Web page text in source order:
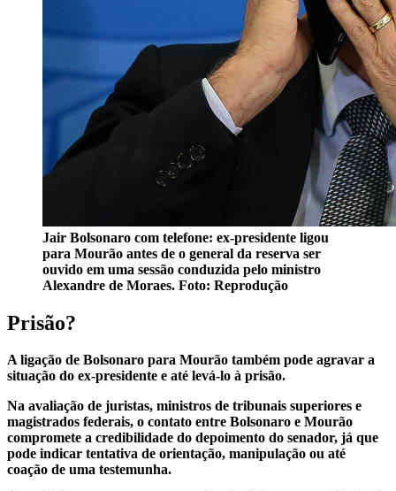
Jair Bolsonaro com telefone: ex-presidente ligou
para Mourão antes de o general da reserva ser
ouvido em uma sessão conduzida pelo ministro
Alexandre de Moraes. Foto: Reprodução
Prisão?
A ligação de Bolsonaro para Mourão também pode agravar a
situação do ex-presidente e até levá-lo à prisão.
Na avaliação de juristas, ministros de tribunais superiores e
magistrados federais, o contato entre Bolsonaro e Mourão
compromete a credibilidade do depoimento do senador, já que
pode indicar tentativa de orientação, manipulação ou até
coação de uma testemunha.